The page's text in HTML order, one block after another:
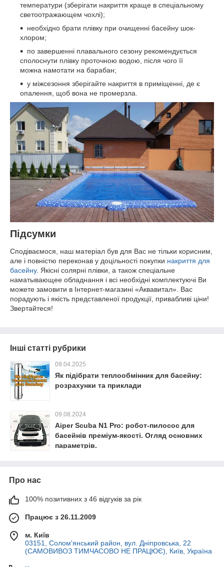
температури (зберігати накриття краще в спеціальному
светоотражающем чохлі);
необхідно брати плівку при очищенні басейну шок-
хлором;
по завершенні плавального сезону рекомендується
сполоснути плівку проточною водою, після чого її
можна намотати на барабан;
у міжсезоння зберігайте накриття в приміщенні, де є
опалення, щоб вона не промерзла.
Підсумки
Сподіваємося, наш матеріал був для Вас не тільки корисним,
але і повністю переконав у доцільності покупки накриття для
басейну. Якісні солярні плівки, а також спеціальне
наматывающее обладнання і всі необхідні комплектуючі Ви
можете замовити в Інтернет-магазині «Аквавитал». Вас
порадують і якість представленої продукції, привабливі ціни!
Звертайтеся!
Інші статті рубрики
09.04.2025
Як підібрати теплообмінник для басейну:
розрахунки та приклади
09.08.2024
Aiper Scuba N1 Pro: робот-пилосос для
басейнів преміум-якості. Огляд основних
параметрів.
Про нас
100% позитивних з 46 відгуків за рік
Працює з 26.11.2009
м. Київ
03151, Солом'янський район, вул. Дніпровська, 22
(САМОВИВОЗ ТИМЧАСОВО НЕ ПРАЦЮЄ), Київ, Україна